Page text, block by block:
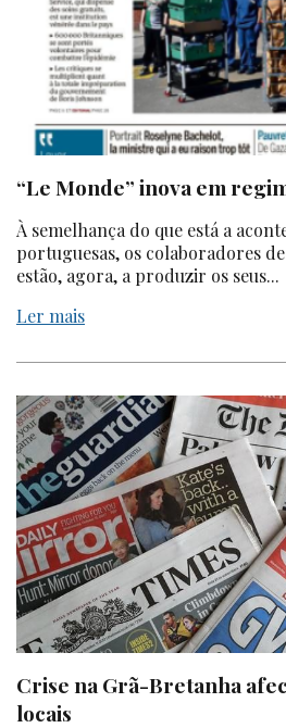
“Le Monde” inova em
À semelhança do que está a
portuguesas, os colaboradores
estão, agora, a produzir os seus...
Ler mais
Crise na Grã-Bretanha
locais